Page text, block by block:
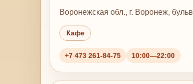
Воронежская обл., г. Воронеж,
Кафе
+7 473 261-84-75 10:00—22:00